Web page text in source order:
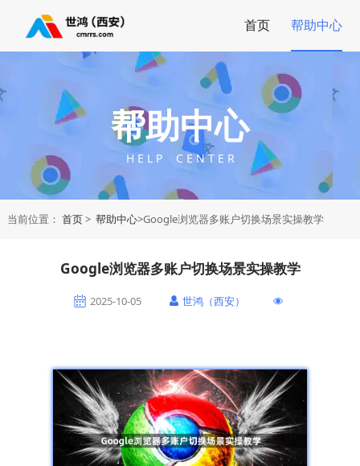
首页 帮助中心
帮助中心
H E L P C E N T E R
当前位置： 首页> 帮助中心>Google浏览器多账户切换场景实操教学
Google浏览器多账户切换场景实操教学
2025-10-05 世鸿（西安）